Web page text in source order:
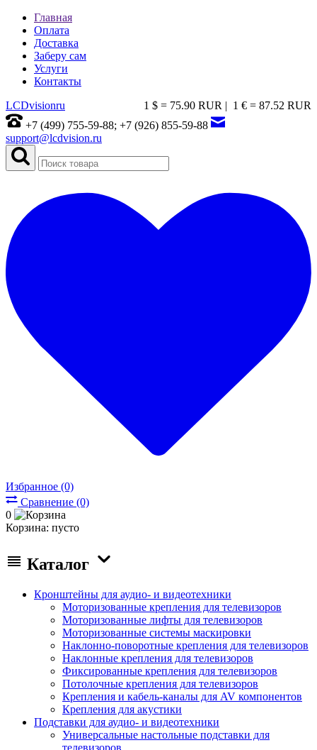
Главная
Оплата
Доставка
Заберу сам
Услуги
Контакты
1 € = 87.52 RUR
1 $ = 75.90 RUR |
LCDvisionru
+7 (499) 755-59-88; +7 (926) 855-59-88
support@lcdvision.ru
Избранное (0)
Сравнение (0)
0
Корзина: пусто
Каталог
Кронштейны для аудио- и видеотехники
Моторизованные крепления для телевизоров
Моторизованные лифты для телевизоров
Моторизованные системы маскировки
Наклонно-поворотные крепления для телевизоров
Наклонные крепления для телевизоров
Фиксированные крепления для телевизоров
Потолочные крепления для телевизоров
Крепления и кабель-каналы для AV компонентов
Крепления для акустики
Подставки для аудио- и видеотехники
Универсальные настольные подставки для
телевизоров